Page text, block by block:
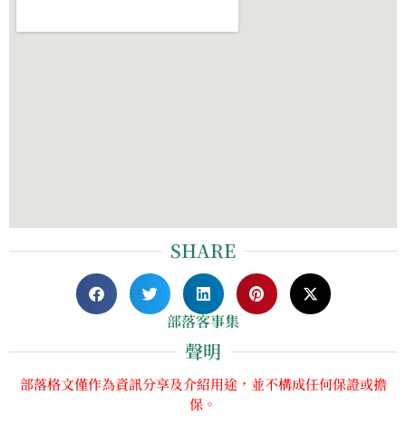
SHARE
部落客事集
聲明
部落格文僅作為資訊分享及介紹用途，並不構成任何保證或擔
保。